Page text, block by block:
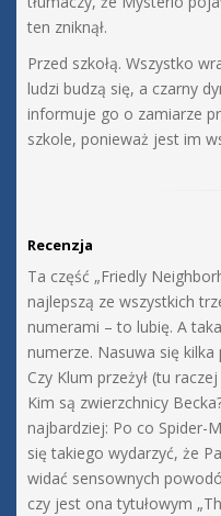
ten zniknął.
Przed szkołą. Wszystko
ludzi budzą się, a czarny
informuje go o zamiarze
szkole, ponieważ jest im
Recenzja
Ta część „Friedly
najlepszą ze wszystkich
numerami – to lubię. A
numerze. Nasuwa się
Czy Klum przeżył (tu
Kim są zwierzchnicy
najbardziej: Po co Spider-
się takiego wydarzyć, że
widać sensownych
czy jest ona tytułowym